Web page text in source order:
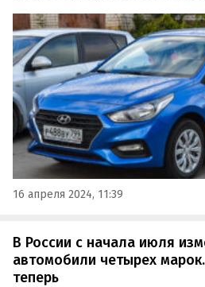
«Автоновости дня»
среди российских
стоимостью…
16 апреля 2024, 11:39
В России с начала июля
автомобили четырех
теперь